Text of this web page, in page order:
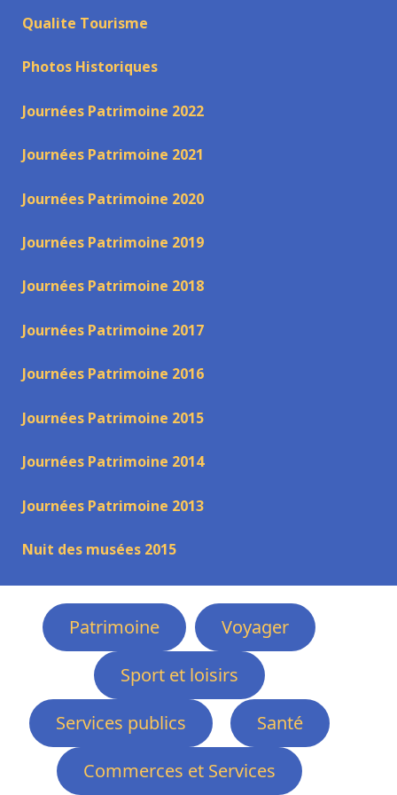
Qualite Tourisme
Photos Historiques
Journées Patrimoine 2022
Journées Patrimoine 2021
Journées Patrimoine 2020
Journées Patrimoine 2019
Journées Patrimoine 2018
Journées Patrimoine 2017
Journées Patrimoine 2016
Journées Patrimoine 2015
Journées Patrimoine 2014
Journées Patrimoine 2013
Nuit des musées 2015
Patrimoine
Voyager
Sport et loisirs
Services publics
Santé
Commerces et Services